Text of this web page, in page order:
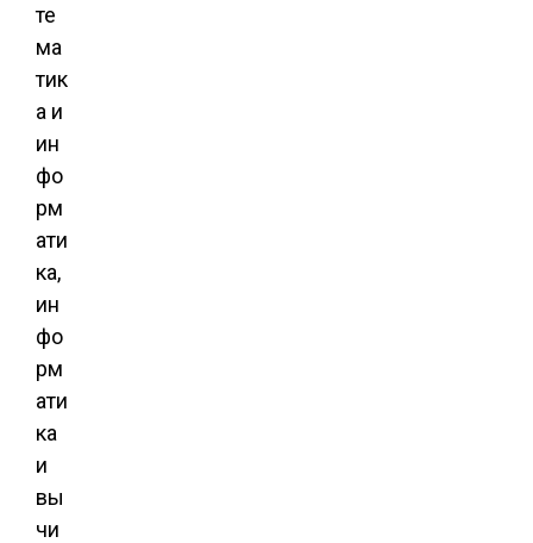
те
ма
тик
а и
ин
фо
рм
ати
ка,
ин
фо
рм
ати
ка
и
вы
чи